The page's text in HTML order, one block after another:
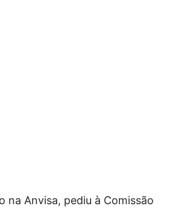
na Anvisa, pediu à Comissão